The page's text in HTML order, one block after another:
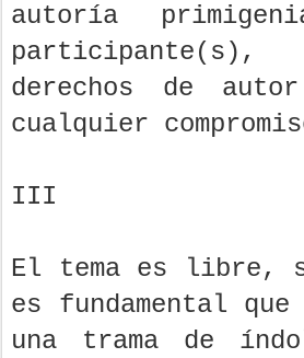
autoría
derechos de
cualquier
III
El tema es libre,
es fundamental
una trama de